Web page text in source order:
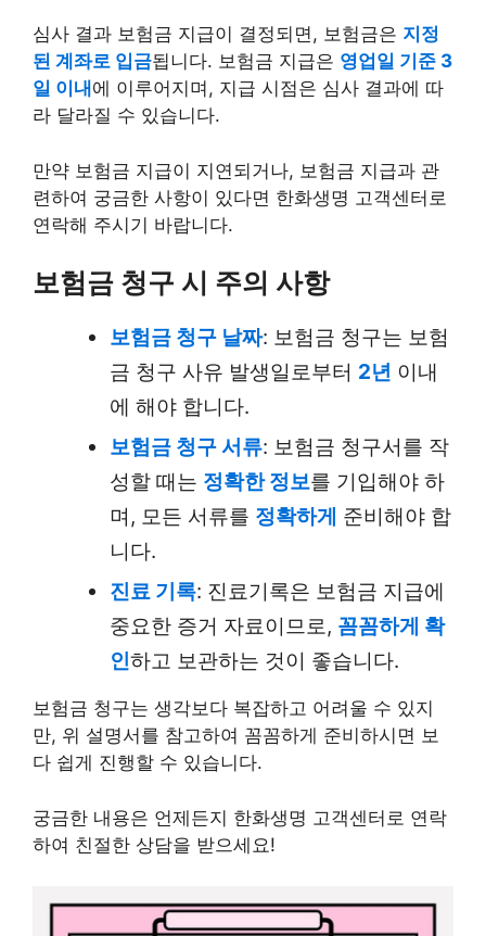
심사 결과 보험금 지급이 결정되면, 보험금은 지정
된 계좌로 입금됩니다. 보험금 지급은 영업일 기준 3
일 이내 에 이루어지며, 지급 시점은 심사 결과에 따
라 달라질 수 있습니다.
만약 보험금 지급이 지연되거나, 보험금 지급과 관
련하여 궁금한 사항이 있다면 한화생명 고객센터로
연락해 주시기 바랍니다.
보험금 청구 시 주의 사항
보험금 청구 날짜: 보험금 청구는 보험
금 청구 사유 발생일로부터 2년 이내
에 해야 합니다.
보험금 청구 서류: 보험금 청구서를 작
성할 때는 정확한 정보를 기입해야 하
며, 모든 서류를 정확하게 준비해야 합
니다.
진료 기록: 진료기록은 보험금 지급에
중요한 증거 자료이므로, 꼼꼼하게 확
인하고 보관하는 것이 좋습니다.
보험금 청구는 생각보다 복잡하고 어려울 수 있지
만, 위 설명서를 참고하여 꼼꼼하게 준비하시면 보
다 쉽게 진행할 수 있습니다.
궁금한 내용은 언제든지 한화생명 고객센터로 연락
하여 친절한 상담을 받으세요!